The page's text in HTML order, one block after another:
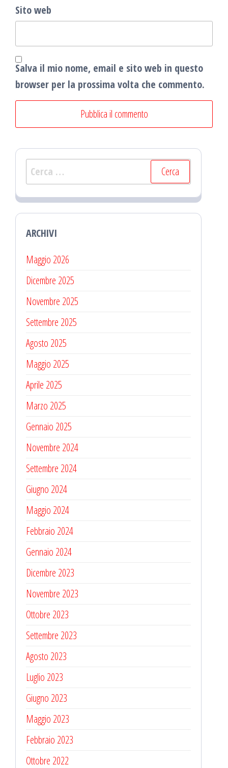
Sito web
Salva il mio nome, email e sito web in questo
browser per la prossima volta che commento.
Ricerca
per:
ARCHIVI
Maggio 2026
Dicembre 2025
Novembre 2025
Settembre 2025
Agosto 2025
Maggio 2025
Aprile 2025
Marzo 2025
Gennaio 2025
Novembre 2024
Settembre 2024
Giugno 2024
Maggio 2024
Febbraio 2024
Gennaio 2024
Dicembre 2023
Novembre 2023
Ottobre 2023
Settembre 2023
Agosto 2023
Luglio 2023
Giugno 2023
Maggio 2023
Febbraio 2023
Ottobre 2022